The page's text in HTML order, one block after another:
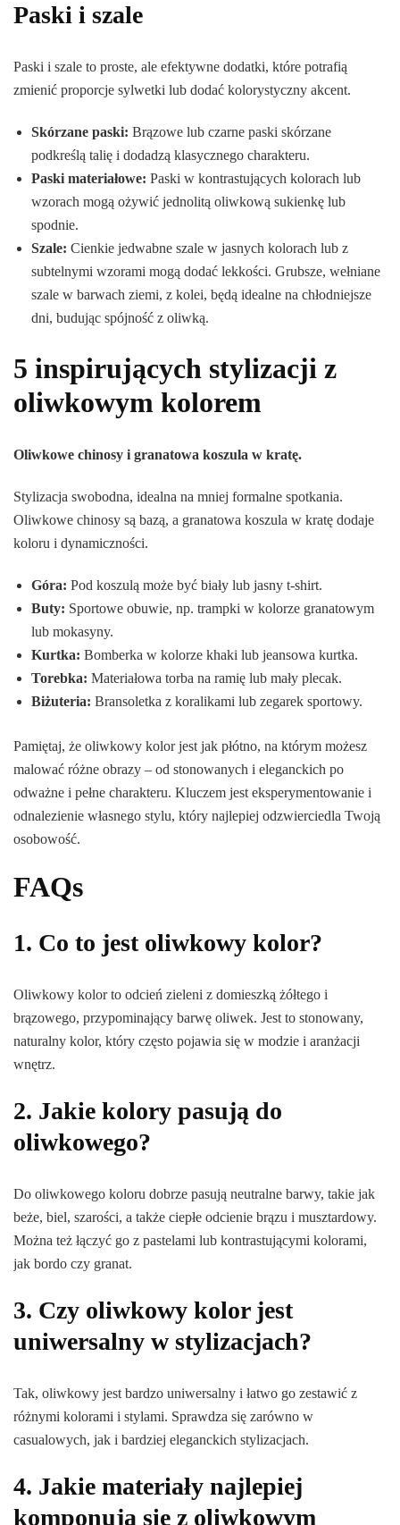
Paski i szale
Paski i szale to proste, ale efektywne dodatki, które potrafią
zmienić proporcje sylwetki lub dodać kolorystyczny akcent.
Skórzane paski: Brązowe lub czarne paski skórzane
podkreślą talię i dodadzą klasycznego charakteru.
Paski materiałowe: Paski w kontrastujących kolorach lub
wzorach mogą ożywić jednolitą oliwkową sukienkę lub
spodnie.
Szale: Cienkie jedwabne szale w jasnych kolorach lub z
subtelnymi wzorami mogą dodać lekkości. Grubsze, wełniane
szale w barwach ziemi, z kolei, będą idealne na chłodniejsze
dni, budując spójność z oliwką.
5 inspirujących stylizacji z
oliwkowym kolorem
Oliwkowe chinosy i granatowa koszula w kratę.
Stylizacja swobodna, idealna na mniej formalne spotkania.
Oliwkowe chinosy są bazą, a granatowa koszula w kratę dodaje
koloru i dynamiczności.
Góra: Pod koszulą może być biały lub jasny t-shirt.
Buty: Sportowe obuwie, np. trampki w kolorze granatowym
lub mokasyny.
Kurtka: Bomberka w kolorze khaki lub jeansowa kurtka.
Torebka: Materiałowa torba na ramię lub mały plecak.
Biżuteria: Bransoletka z koralikami lub zegarek sportowy.
Pamiętaj, że oliwkowy kolor jest jak płótno, na którym możesz
malować różne obrazy – od stonowanych i eleganckich po
odważne i pełne charakteru. Kluczem jest eksperymentowanie i
odnalezienie własnego stylu, który najlepiej odzwierciedla Twoją
osobowość.
FAQs
1. Co to jest oliwkowy kolor?
Oliwkowy kolor to odcień zieleni z domieszką żółtego i
brązowego, przypominający barwę oliwek. Jest to stonowany,
naturalny kolor, który często pojawia się w modzie i aranżacji
wnętrz.
2. Jakie kolory pasują do
oliwkowego?
Do oliwkowego koloru dobrze pasują neutralne barwy, takie jak
beże, biel, szarości, a także ciepłe odcienie brązu i musztardowy.
Można też łączyć go z pastelami lub kontrastującymi kolorami,
jak bordo czy granat.
3. Czy oliwkowy kolor jest
uniwersalny w stylizacjach?
Tak, oliwkowy jest bardzo uniwersalny i łatwo go zestawić z
różnymi kolorami i stylami. Sprawdza się zarówno w
casualowych, jak i bardziej eleganckich stylizacjach.
4. Jakie materiały najlepiej
komponują się z oliwkowym